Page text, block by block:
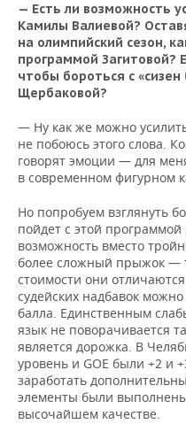
— Есть ли возможность
Камилы Валиевой?
на олимпийский сезон,
программой Загитовой?
чтобы бороться с «сизен
Щербаковой?
— Ну как же можно
не побоюсь этого слова.
говорят эмоции — для
в современном фигурном
Но попробуем взглянуть
пойдет с этой программой
возможность вместо
более сложный прыжок —
стоимости они
судейских надбавок
балла. Единственным
язык не поворачивается
является дорожка. В
уровень и GOE были +2 и
заработать
элементы были
высочайшем качестве.